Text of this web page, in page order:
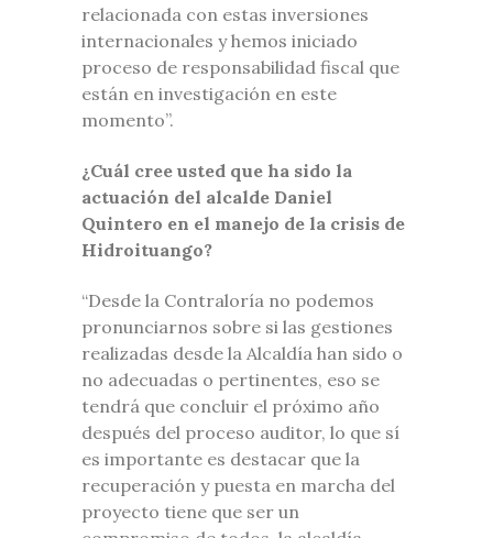
relacionada con estas inversiones
internacionales y hemos iniciado
proceso de responsabilidad fiscal que
están en investigación en este
momento”.
¿Cuál cree usted que ha sido la
actuación del alcalde Daniel
Quintero en el manejo de la crisis de
Hidroituango?
“Desde la Contraloría no podemos
pronunciarnos sobre si las gestiones
realizadas desde la Alcaldía han sido o
no adecuadas o pertinentes, eso se
tendrá que concluir el próximo año
después del proceso auditor, lo que sí
es importante es destacar que la
recuperación y puesta en marcha del
proyecto tiene que ser un